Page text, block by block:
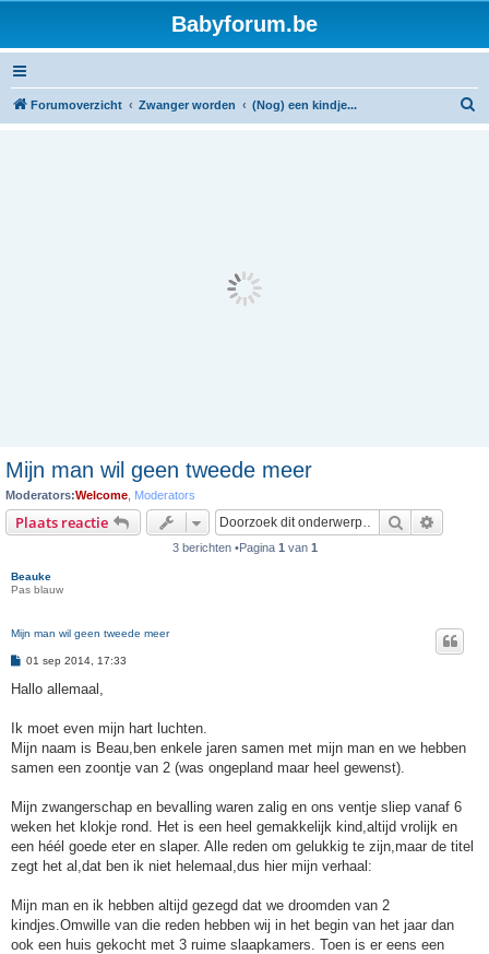
Babyforum.be
Forumoverzicht Zwanger worden (Nog) een kindje...
Mijn man wil geen tweede meer
Moderators:Welcome Moderators
Plaats reactie Zoek
3 berichten •Pagina 1 van 1
Beauke
Pas blauw
Mijn man wil geen tweede meer
B
r
h
01 sep 2014, 17:33
Hallo allemaal,
Ik moet even mijn hart luchten.
Mijn naam is Beau,ben enkele jaren samen met mijn man en we hebben
samen een zoontje van 2 (was ongepland maar heel gewenst).
Mijn zwangerschap en bevalling waren zalig en ons ventje sliep vanaf 6
weken het klokje rond. Het is een heel gemakkelijk kind,altijd vrolijk en
een héél goede eter en slaper. Alle reden om gelukkig te zijn,maar de titel
zegt het al,dat ben ik niet helemaal,dus hier mijn verhaal:
Mijn man en ik hebben altijd gezegd dat we droomden van 2
kindjes.Omwille van die reden hebben wij in het begin van het jaar dan
ook een huis gekocht met 3 ruime slaapkamers. Toen is er eens een